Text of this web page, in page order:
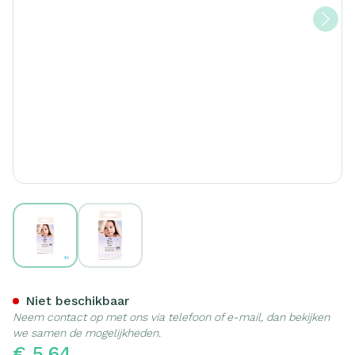
View larger imageView larger image
Niet beschikbaar
Neem contact op met ons via telefoon of e-mail, dan bekijken
we samen de mogelijkheden.